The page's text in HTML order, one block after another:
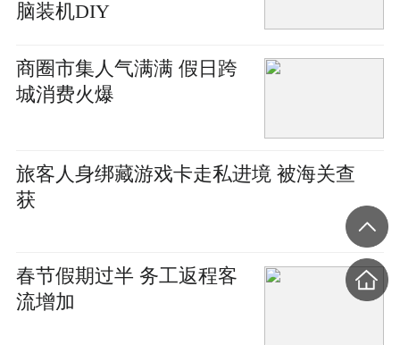
脑装机DIY
商圈市集人气满满 假日跨
城消费火爆
旅客人身绑藏游戏卡走私进境 被海关查
获
春节假期过半 务工返程客
流增加